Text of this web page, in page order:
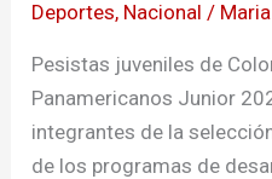
Deportes, Nacional /
Pesistas juveniles de
Panamericanos Junior
integrantes de la
de los programas de
en